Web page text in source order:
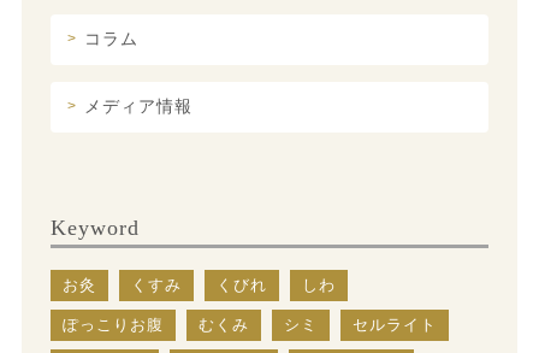
コラム
メディア情報
Keyword
お灸 くすみ くびれ しわ
ぽっこりお腹 むくみ シミ セルライト